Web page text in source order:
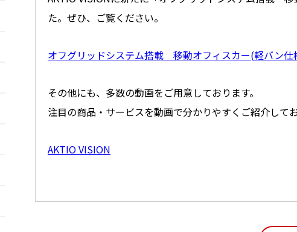
た。ぜひ、ご覧ください。
オフグリッドシステム搭載 移動オフィスカー(軽バン仕
その他にも、多数の動画をご用意しております。
注目の商品・サービスを動画で分かりやすくご紹介してお
AKTIO VISION